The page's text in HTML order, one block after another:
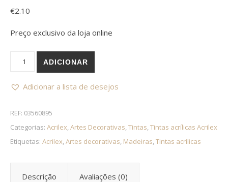
€2.10
Preço exclusivo da loja online
Quantidade de Tinta Acrílica Fosca MELÃO 895 | 60ml Nature
ADICIONAR
Adicionar a lista de desejos
REF: 03560895
Categorias: Acrilex,Artes Decorativas,Tintas,Tintas acrílicas Acrilex
Etiquetas: Acrilex,Artes decorativas, Madeiras,Tintas acrílicas
Descrição Avaliações (0)